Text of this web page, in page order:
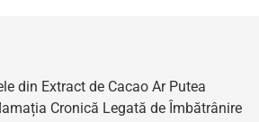
din Extract de Cacao Ar Putea
Cronică Legată de Îmbătrânire